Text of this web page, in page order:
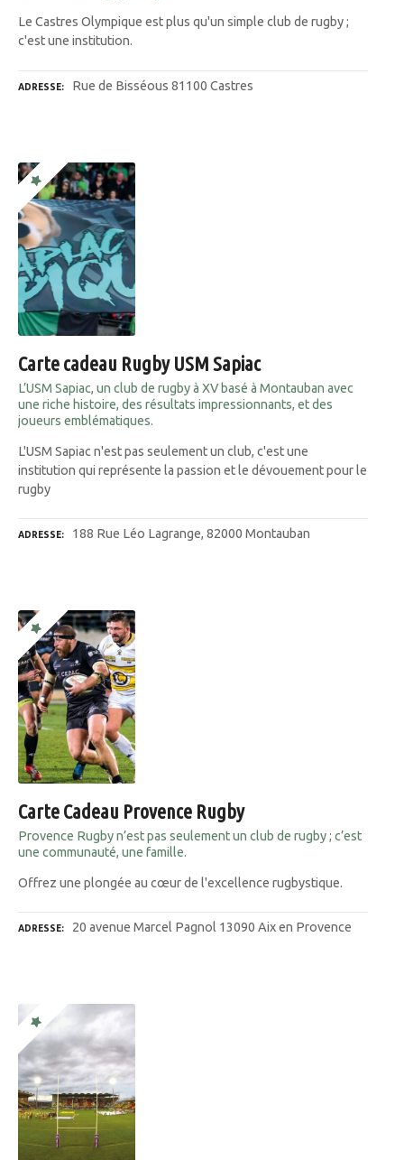
Le Castres Olympique est plus qu'un simple club de rugby ;
c'est une institution.
ADRESSE Rue de Bisséous 81100 Castres
Carte cadeau Rugby USM Sapiac
L’USM Sapiac, un club de rugby à XV basé à Montauban avec
une riche histoire, des résultats impressionnants, et des
joueurs emblématiques.
L'USM Sapiac n'est pas seulement un club, c'est une
institution qui représente la passion et le dévouement pour le
rugby
ADRESSE 188 Rue Léo Lagrange, 82000 Montauban
Carte Cadeau Provence Rugby
Provence Rugby n’est pas seulement un club de rugby ; c’est
une communauté, une famille.
Offrez une plongée au cœur de l'excellence rugbystique.
ADRESSE 20 avenue Marcel Pagnol 13090 Aix en Provence